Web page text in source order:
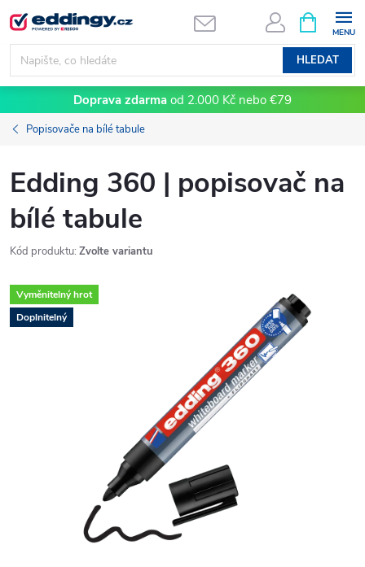
Přejít
na
obsah
HLEDAT
NÁKUPNÍ
KOŠÍK
Doprava zdarma od 2.000 Kč nebo €79
Popisovače na bílé tabule
Edding 360 | popisovač na
bílé tabule
Kód produktu: Zvolte variantu
Vyměnitelný hrot
Doplnitelný